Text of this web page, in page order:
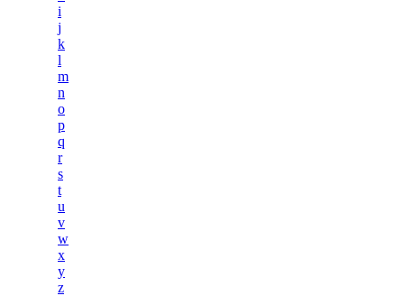
i
j
k
l
m
n
o
p
q
r
s
t
u
v
w
x
y
z